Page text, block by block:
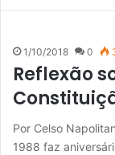
1/10/2018 0
Reflexão
Por Celso
1988 faz